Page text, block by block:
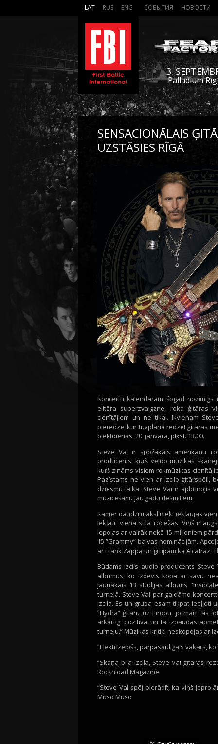
LAT RUS ENG СОБЫТИЯ НОВОСТИ
3.
Palladium
SENSACIONĀLAIS
UZSTĀSIES RĪGĀ
Koncertu kalendāram šogad
elitāra superzvaigzne, roka ģitāras
cienītājiem un ne tikai. Ikvienam
pieredze, kur tuvplānā redzēt ģitāras
piektdienas, 20. janvāra, plkst. 13.00.
Steve Vai ir spožākais amerikāņu
producents, kurš veido mūzikas
kurš zināms visiem rokmūzikas
Pazīstams ne vien ar izcilo ģitārspēli,
dziesmu laikā. Steve Vai ir apbrīnojis
muzicēšanu jau gadu desmitiem.
Kamēr daudzi mākslinieki iekļaujas
iekļaut viena stila robežās. Viņš ir
lepojas ar vairāk nekā 15 miljoniem
15 “Grammy” balvas nominācijām.
ar Frank Zappa un grupām kā Alcatraz,
Būdams izcils audio producents
albumus, ko izdevis kopā ar savu
jaunākais 13 studijas albums
turnejā. Steve Vai par gaidāmo
izcila. Es un grupa esam tikpat ieeļļoti
“Hydra” ģitāru uz Eiropu, jo man tās
ārkārtīgi pozitīva un tā izpaudās
turneju.” Mūzikas kritiķi neskopojas ar
“Elektrizējošs, pārpasaulīgais vakars,
“Skaņa bija izcila, Steve Vai ģitāras
Rocknload Magazine
“Steve Vai spēj pierādīt, ka viņš
Muso Muso